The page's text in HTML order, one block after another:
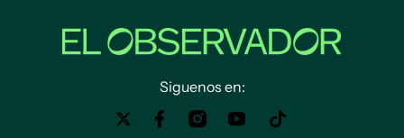
Siguenos en: